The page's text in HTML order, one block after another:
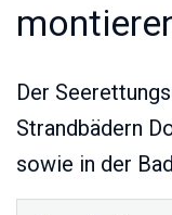
Der
Strandbädern
sowie in der